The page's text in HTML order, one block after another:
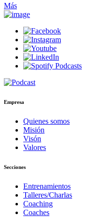
Más
Empresa
Quienes somos
Misión
Visón
Valores
Secciones
Entrenamientos
Talleres/Charlas
Coaching
Coaches